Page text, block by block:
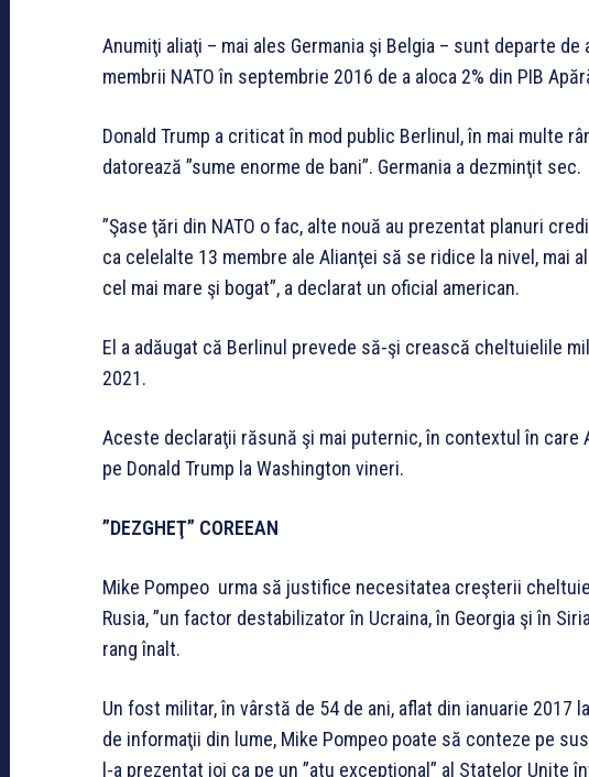
Anumiţi aliaţi – mai ales Germania şi Belgia – sunt departe
membrii NATO în septembrie 2016 de a aloca 2% din PIB
Donald Trump a criticat în mod public Berlinul, în mai multe
datorează ”sume enorme de bani”. Germania a dezminţit sec.
”Şase ţări din NATO o fac, alte nouă au prezentat planuri
ca celelalte 13 membre ale Alianţei să se ridice la nivel, mai
cel mai mare şi bogat”, a declarat un oficial american.
El a adăugat că Berlinul prevede să-şi crească cheltuielile
2021.
Aceste declaraţii răsună şi mai puternic, în contextul în care
pe Donald Trump la Washington vineri.
”DEZGHEŢ” COREEAN
Mike Pompeo urma să justifice necesitatea creşterii
Rusia, ”un factor destabilizator în Ucraina, în Georgia şi în
rang înalt.
Un fost militar, în vârstă de 54 de ani, aflat din ianuarie 2017
de informaţii din lume, Mike Pompeo poate să conteze pe
l-a prezentat joi ca pe un ”atu excepţional” al Statelor Unite